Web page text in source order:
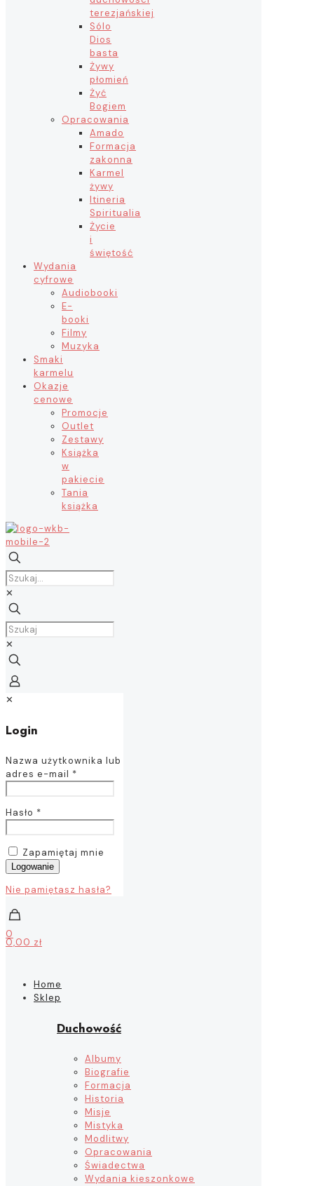
terezjańskiej
Sólo
Dios
basta
Żywy
płomień
Żyć
Bogiem
Opracowania
Amado
Formacja
zakonna
Karmel
żywy
Itineria
Spiritualia
Życie
i
świętość
Wydania
cyfrowe
Audiobooki
E-
booki
Filmy
Muzyka
Smaki
karmelu
Okazje
cenowe
Promocje
Outlet
Zestawy
Książka
w
pakiecie
Tania
książka
✕
✕
✕
Login
Nazwa użytkownika lub
adres e-mail *
Hasło *
Zapamiętaj mnie
Logowanie
Nie pamiętasz hasła?
0
0,00 zł
Home
Sklep
Duchowość
Albumy
Biografie
Formacja
Historia
Misje
Mistyka
Modlitwy
Opracowania
Świadectwa
Wydania kieszonkowe